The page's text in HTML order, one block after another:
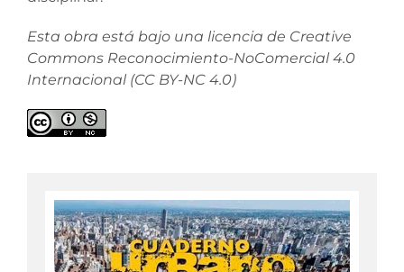
Esta obra está bajo una licencia de Creative
Commons Reconocimiento-NoComercial 4.0
Internacional (CC BY-NC 4.0)